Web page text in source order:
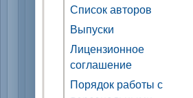
Список авторов
Выпуски
Лицензионное
соглашение
Порядок работы с